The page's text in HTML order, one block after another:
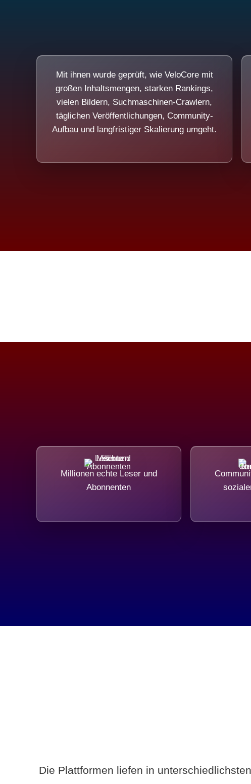
Mit ihnen wurde geprüft, wie VeloCore mit
großen Inhaltsmengen, starken Rankings,
vielen Bildern, Suchmaschinen-Crawlern,
täglichen Veröffentlichungen, Community-
Aufbau und langfristiger Skalierung umgeht.
Millionen echte Leser und
Abonnenten
Die Plattformen liefen in